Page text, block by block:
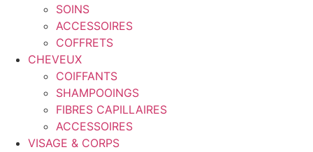
SOINS
ACCESSOIRES
COFFRETS
CHEVEUX
COIFFANTS
SHAMPOOINGS
FIBRES CAPILLAIRES
ACCESSOIRES
VISAGE & CORPS